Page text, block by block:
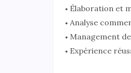
Élaboration et
Analyse
Management
Expérience